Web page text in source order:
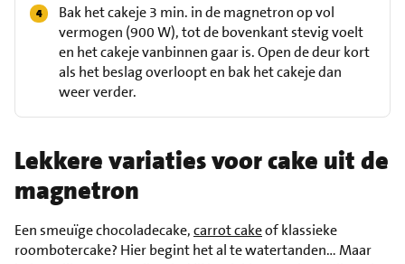
Bak het cakeje 3 min. in de magnetron op vol
vermogen (900 W), tot de bovenkant stevig voelt
en het cakeje vanbinnen gaar is. Open de deur kort
als het beslag overloopt en bak het cakeje dan
weer verder.
Lekkere variaties voor cake uit de
magnetron
Een smeuïge chocoladecake,carrot cakeof klassieke
roombotercake? Hier begint het al te watertanden… Maar